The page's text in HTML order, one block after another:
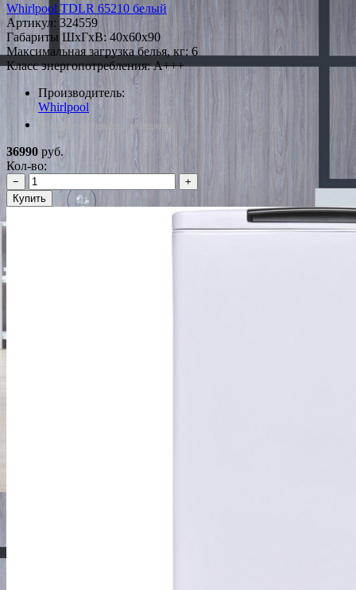
Whirlpool TDLR 65210 белый
Артикул: 324559
Габариты ШxГxВ: 40x60x90
Максимальная загрузка белья, кг: 6
Класс энергопотребления: A+++
Производитель:
Whirlpool
*Наличие уточняйте у менеджера
36990 руб.
Кол-во:
−
+
Купить